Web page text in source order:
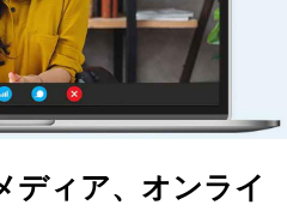
ディア、オンライ